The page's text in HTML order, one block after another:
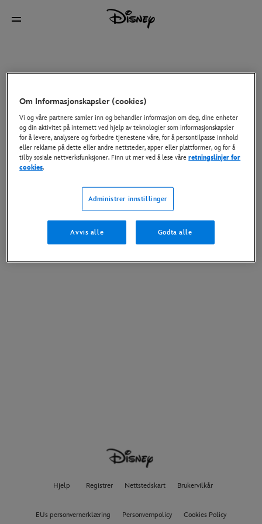
Hjelp Registrer Nettstedskart Brukervilkår
EUs personvernerklæring Personvernpolicy Cookies Policy
Om Informasjonskapsler (cookies)
Vi og våre partnere samler inn og behandler informasjon om deg, dine enheter
og din aktivitet på internett ved hjelp av teknologier som informasjonskapsler
for å levere, analysere og forbedre tjenestene våre, for å persontilpasse innhold
eller reklame på dette eller andre nettsteder, apper eller plattformer, og for å
tilby sosiale nettverksfunksjoner. Finn ut mer ved å lese våreretningslinjer for
cookies.
Administrer innstillinger
Avvis alle Godta alle